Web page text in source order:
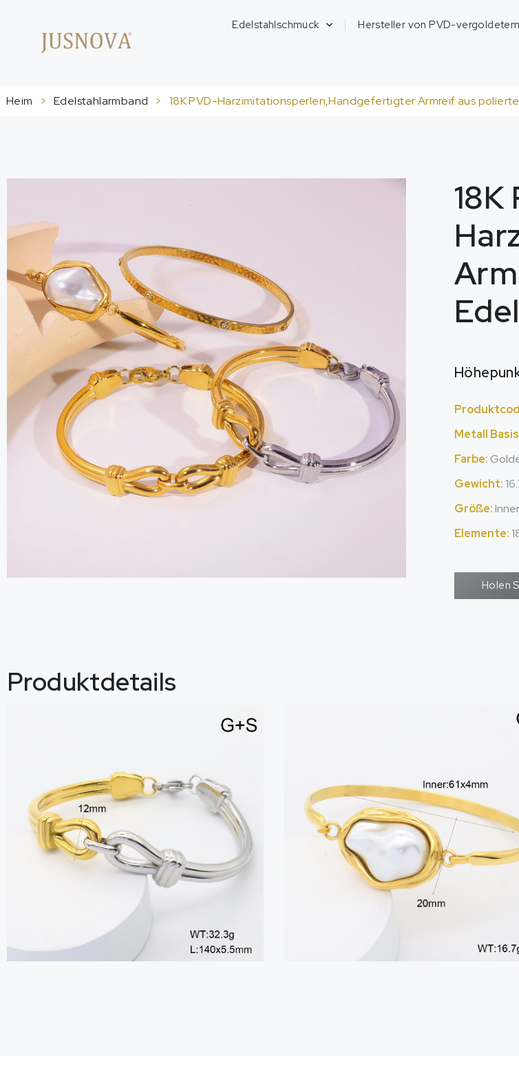
Edelstahlschmuck Hersteller von PVD-
Heim > Edelstahlarmband > 18K PVD-Harzimitationsperlen,Handgefertigter Armreif aus
18K
Metall
Farbe:
Gewicht:
Größe:
Elemente:
Holen
Produktdetails